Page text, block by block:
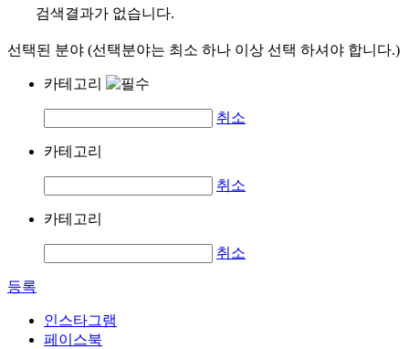
검색결과가 없습니다.
선택된 분야 (선택분야는 최소 하나 이상 선택 하셔야 합니다.)
카테고리
취소
카테고리
취소
카테고리
취소
등록
인스타그램
페이스북